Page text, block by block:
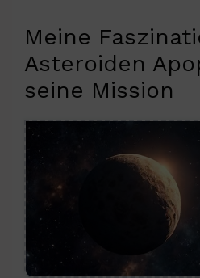
Meine
Asteroiden
seine Mission